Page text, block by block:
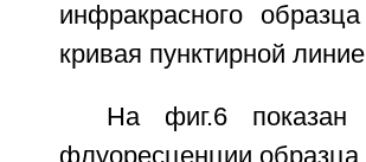
инфракрасного
кривая пунктирной
На фиг.6 показан
флуоресценции образца